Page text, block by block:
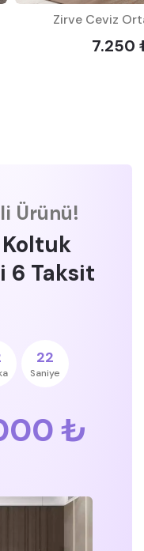
Zirve Ceviz
7.250
Ürünü!
Koltuk
6 Taksit
21
Saniye
₺